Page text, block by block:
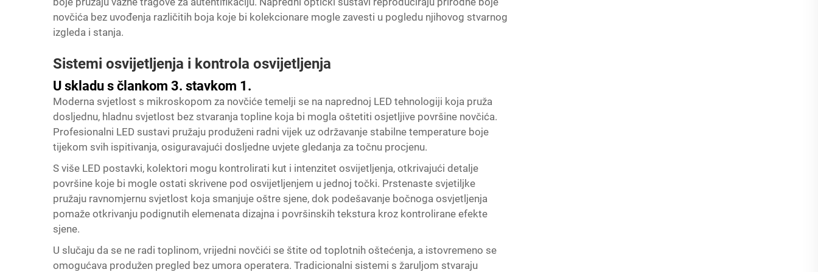
novčića bez uvođenja različitih boja koje bi kolekcionare mogle zavesti u pogledu njihovog stvarnog
izgleda i stanja.
Sistemi osvijetljenja i kontrola osvijetljenja
U skladu s člankom 3. stavkom 1.
Moderna svjetlost s mikroskopom za novčiće temelji se na naprednoj LED tehnologiji koja pruža
dosljednu, hladnu svjetlost bez stvaranja topline koja bi mogla oštetiti osjetljive površine novčića.
Profesionalni LED sustavi pružaju produženi radni vijek uz održavanje stabilne temperature boje
tijekom svih ispitivanja, osiguravajući dosljedne uvjete gledanja za točnu procjenu.
S više LED postavki, kolektori mogu kontrolirati kut i intenzitet osvijetljenja, otkrivajući detalje
površine koje bi mogle ostati skrivene pod osvijetljenjem u jednoj točki. Prstenaste svjetiljke
pružaju ravnomjernu svjetlost koja smanjuje oštre sjene, dok podešavanje bočnoga osvjetljenja
pomaže otkrivanju podignutih elemenata dizajna i površinskih tekstura kroz kontrolirane efekte
sjene.
U slučaju da se ne radi toplinom, vrijedni novčići se štite od toplotnih oštećenja, a istovremeno se
omogućava produžen pregled bez umora operatera. Tradicionalni sistemi s žaruljom stvaraju